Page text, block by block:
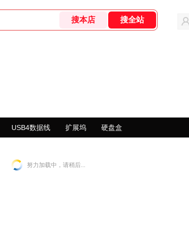
USB4数据线 扩展坞 硬盘盒
努力加载中，请稍后...